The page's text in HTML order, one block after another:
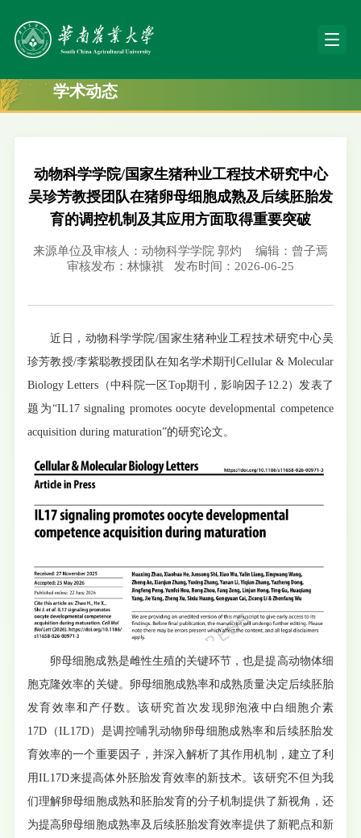
学术动态
动物科学学院/国家生猪种业工程技术研究中心
吴珍芳教授团队在猪卵母细胞成熟及后续胚胎发
育的调控机制及其应用方面取得重要突破
来源单位及审核人：动物科学学院 郭灼
编辑：曾子焉
审核发布：林慷祺
发布时间：2026-06-25
近日，动物科学学院/国家生猪种业工程技术研究中心吴
珍芳教授/李紫聪教授团队在知名学术期刊Cellular & Molecular
Biology Letters（中科院一区Top期刊，影响因子12.2）发表了
题为“IL17 signaling promotes oocyte developmental competence
acquisition during maturation”的研究论文。
卵母细胞成熟是雌性生殖的关键环节，也是提高动物体细
胞克隆效率的关键。卵母细胞成熟率和成熟质量决定后续胚胎
发育效率和产仔数。该研究首次发现卵泡液中白细胞介素
17D（IL17D）是调控哺乳动物卵母细胞成熟率和后续胚胎发
育效率的一个重要因子，并深入解析了其作用机制，建立了利
用IL17D来提高体外胚胎发育效率的新技术。该研究不但为我
们理解卵母细胞成熟和胚胎发育的分子机制提供了新视角，还
为提高卵母细胞成熟率及后续胚胎发育效率提供了新靶点和新